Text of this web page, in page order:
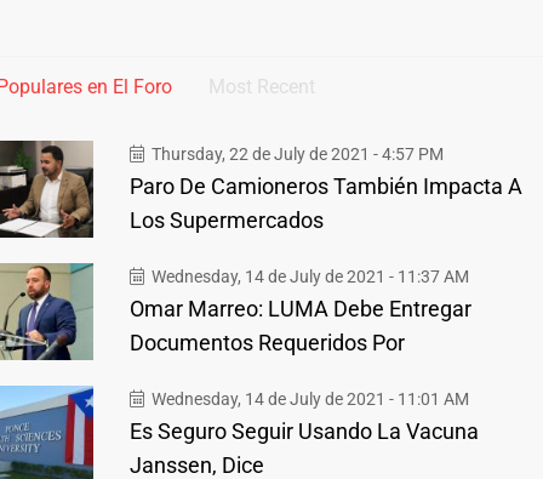
en El Foro Most Recent
Thursday, 22 de July de 2021 - 4:57 PM
Paro De Camioneros También Impacta A
Los Supermercados
Wednesday, 14 de July de 2021 - 11:37 AM
Omar Marreo: LUMA Debe Entregar
Documentos Requeridos Por
Wednesday, 14 de July de 2021 - 11:01 AM
Es Seguro Seguir Usando La Vacuna
Janssen, Dice